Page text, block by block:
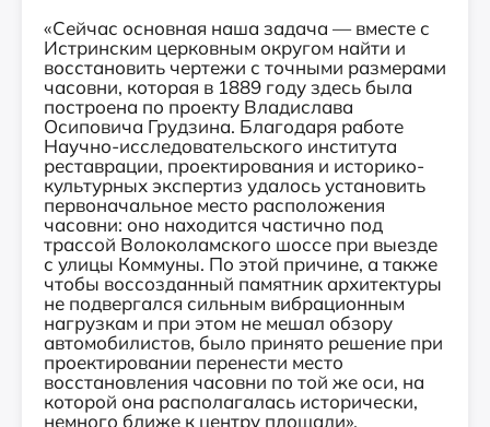
«Сейчас основная наша задача — вместе с
Истринским церковным округом найти и
восстановить чертежи с точными размерами
часовни, которая в 1889 году здесь была
построена по проекту Владислава
Осиповича Грудзина. Благодаря работе
Научно-исследовательского института
реставрации, проектирования и историко-
культурных экспертиз удалось установить
первоначальное место расположения
часовни: оно находится частично под
трассой Волоколамского шоссе при выезде
с улицы Коммуны. По этой причине, а также
чтобы воссозданный памятник архитектуры
не подвергался сильным вибрационным
нагрузкам и при этом не мешал обзору
автомобилистов, было принято решение при
проектировании перенести место
восстановления часовни по той же оси, на
которой она располагалась исторически,
немного ближе к центру площади».